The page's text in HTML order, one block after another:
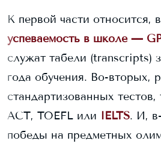
К первой части относится,
успеваемость в школе —
служат табели (transcripts)
года обучения. Во-вторых,
стандартизованных тестов,
ACT, TOEFL или IELTS. И,
победы на предметных